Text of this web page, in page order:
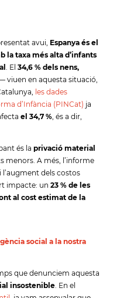
avui, Espanya és el
la taxa més alta d’infants
. El 34,6 % dels nens,
viuen en aquesta situació,
les dades
d’Infància (PINCat) ja
el 34,7 % , és a dir,
és la privació material
menors. A més, l’informe
l’augment dels costos
impacte: un 23 % de les
al cost estimat de la
social a la nostra
que denunciem aquesta
insostenible . En el